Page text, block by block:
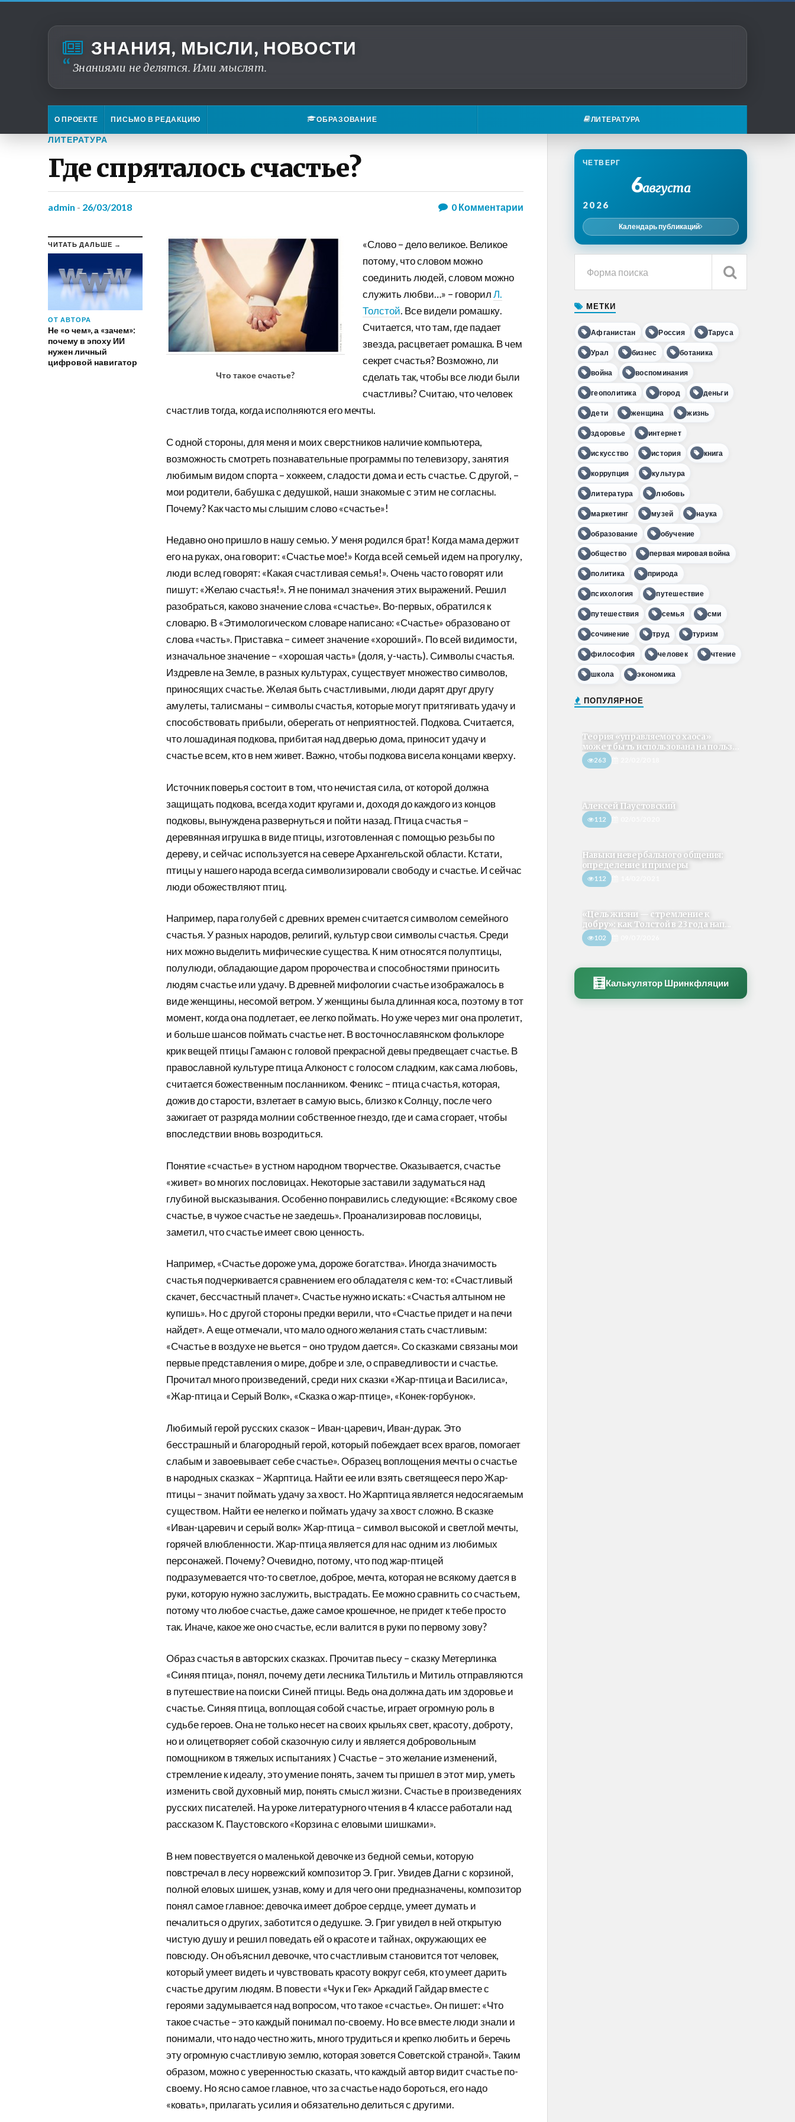
ЗНАНИЯ, МЫСЛИ, НОВОСТИ
Знаниями не делятся. Ими мыслят.
О ПРОЕКТЕ ПИСЬМО В РЕДАКЦИЮ ОБРАЗОВАНИЕ ЛИТЕРАТУРА
ЛИТЕРАТУРА
Где спряталось счастье?
admin - 26/03/2018 0Комментарии
ЧИТАТЬ ДАЛЬШЕ →
ОТ АВТОРА
Не «о чем», а «зачем»:
почему в эпоху ИИ
нужен личный
цифровой навигатор
Что такое счастье?
«Слово – дело великое. Великое
потому, что словом можно
соединить людей, словом можно
служить любви…» – говорилЛ.
Толстой. Все видели ромашку.
Считается, что там, где падает
звезда, расцветает ромашка. В чем
секрет счастья? Возможно, ли
сделать так, чтобы все люди были
счастливы? Считаю, что человек
счастлив тогда, когда исполняются его мечты.
С одной стороны, для меня и моих сверстников наличие компьютера,
возможность смотреть познавательные программы по телевизору, занятия
любимым видом спорта – хоккеем, сладости дома и есть счастье. С другой, –
мои родители, бабушка с дедушкой, наши знакомые с этим не согласны.
Почему? Как часто мы слышим слово «счастье»!
Недавно оно пришло в нашу семью. У меня родился брат! Когда мама держит
его на руках, она говорит: «Счастье мое!» Когда всей семьей идем на прогулку,
люди вслед говорят: «Какая счастливая семья!». Очень часто говорят или
пишут: «Желаю счастья!». Я не понимал значения этих выражений. Решил
разобраться, каково значение слова «счастье». Во-первых, обратился к
словарю. В «Этимологическом словаре написано: «Счастье» образовано от
слова «часть». Приставка – симеет значение «хороший». По всей видимости,
изначальное значение – «хорошая часть» (доля, у-часть). Символы счастья.
Издревле на Земле, в разных культурах, существует множество символов,
приносящих счастье. Желая быть счастливыми, люди дарят друг другу
амулеты, талисманы – символы счастья, которые могут притягивать удачу и
способствовать прибыли, оберегать от неприятностей. Подкова. Считается,
что лошадиная подкова, прибитая над дверью дома, приносит удачу и
счастье всем, кто в нем живет. Важно, чтобы подкова висела концами кверху.
Источник поверья состоит в том, что нечистая сила, от которой должна
защищать подкова, всегда ходит кругами и, доходя до каждого из концов
подковы, вынуждена развернуться и пойти назад. Птица счастья –
деревянная игрушка в виде птицы, изготовленная с помощью резьбы по
дереву, и сейчас используется на севере Архангельской области. Кстати,
птицы у нашего народа всегда символизировали свободу и счастье. И сейчас
люди обожествляют птиц.
Например, пара голубей с древних времен считается символом семейного
счастья. У разных народов, религий, культур свои символы счастья. Среди
них можно выделить мифические существа. К ним относятся полуптицы,
полулюди, обладающие даром пророчества и способностями приносить
людям счастье или удачу. В древней мифологии счастье изображалось в
виде женщины, несомой ветром. У женщины была длинная коса, поэтому в тот
момент, когда она подлетает, ее легко поймать. Но уже через миг она пролетит,
и больше шансов поймать счастье нет. В восточнославянском фольклоре
крик вещей птицы Гамаюн с головой прекрасной девы предвещает счастье. В
православной культуре птица Алконост с голосом сладким, как сама любовь,
считается божественным посланником. Феникс – птица счастья, которая,
дожив до старости, взлетает в самую высь, близко к Солнцу, после чего
зажигает от разряда молнии собственное гнездо, где и сама сгорает, чтобы
впоследствии вновь возродиться.
Понятие «счастье» в устном народном творчестве. Оказывается, счастье
«живет» во многих пословицах. Некоторые заставили задуматься над
глубиной высказывания. Особенно понравились следующие: «Всякому свое
счастье, в чужое счастье не заедешь». Проанализировав пословицы,
заметил, что счастье имеет свою ценность.
Например, «Счастье дороже ума, дороже богатства». Иногда значимость
счастья подчеркивается сравнением его обладателя с кем-то: «Счастливый
скачет, бессчастный плачет». Счастье нужно искать: «Счастья алтыном не
купишь». Но с другой стороны предки верили, что «Счастье придет и на печи
найдет». А еще отмечали, что мало одного желания стать счастливым:
«Счастье в воздухе не вьется – оно трудом дается». Со сказками связаны мои
первые представления о мире, добре и зле, о справедливости и счастье.
Прочитал много произведений, среди них сказки «Жар-птица и Василиса»,
«Жар-птица и Серый Волк», «Сказка о жар-птице», «Конек-горбунок».
Любимый герой русских сказок – Иван-царевич, Иван-дурак. Это
бесстрашный и благородный герой, который побеждает всех врагов, помогает
слабым и завоевывает себе счастье». Образец воплощения мечты о счастье
в народных сказках – Жарптица. Найти ее или взять светящееся перо Жар-
птицы – значит поймать удачу за хвост. Но Жарптица является недосягаемым
существом. Найти ее нелегко и поймать удачу за хвост сложно. В сказке
«Иван-царевич и серый волк» Жар-птица – символ высокой и светлой мечты,
горячей влюбленности. Жар-птица является для нас одним из любимых
персонажей. Почему? Очевидно, потому, что под жар-птицей
подразумевается что-то светлое, доброе, мечта, которая не всякому дается в
руки, которую нужно заслужить, выстрадать. Ее можно сравнить со счастьем,
потому что любое счастье, даже самое крошечное, не придет к тебе просто
так. Иначе, какое же оно счастье, если валится в руки по первому зову?
Образ счастья в авторских сказках. Прочитав пьесу – сказку Метерлинка
«Синяя птица», понял, почему дети лесника Тильтиль и Митиль отправляются
в путешествие на поиски Синей птицы. Ведь она должна дать им здоровье и
счастье. Синяя птица, воплощая собой счастье, играет огромную роль в
судьбе героев. Она не только несет на своих крыльях свет, красоту, доброту,
но и олицетворяет собой сказочную силу и является добровольным
помощником в тяжелых испытаниях ) Счастье – это желание изменений,
стремление к идеалу, это умение понять, зачем ты пришел в этот мир, уметь
изменить свой духовный мир, понять смысл жизни. Счастье в произведениях
русских писателей. На уроке литературного чтения в 4 классе работали над
рассказом К. Паустовского «Корзина с еловыми шишками».
В нем повествуется о маленькой девочке из бедной семьи, которую
повстречал в лесу норвежский композитор Э. Григ. Увидев Дагни с корзиной,
полной еловых шишек, узнав, кому и для чего они предназначены, композитор
понял самое главное: девочка имеет доброе сердце, умеет думать и
печалиться о других, заботится о дедушке. Э. Григ увидел в ней открытую
чистую душу и решил поведать ей о красоте и тайнах, окружающих ее
повсюду. Он объяснил девочке, что счастливым становится тот человек,
который умеет видеть и чувствовать красоту вокруг себя, кто умеет дарить
счастье другим людям. В повести «Чук и Гек» Аркадий Гайдар вместе с
героями задумывается над вопросом, что такое «счастье». Он пишет: «Что
такое счастье – это каждый понимал по-своему. Но все вместе люди знали и
понимали, что надо честно жить, много трудиться и крепко любить и беречь
эту огромную счастливую землю, которая зовется Советской страной». Таким
образом, можно с уверенностью сказать, что каждый автор видит счастье по-
своему. Но ясно самое главное, что за счастье надо бороться, его надо
«ковать», прилагать усилия и обязательно делиться с другими.
ЧЕТВЕРГ
6августа
2026
Календарь публикаций
МЕТКИ
Афганистан Россия Таруса
Урал бизнес ботаника
война воспоминания
геополитика город деньги
дети женщина жизнь
здоровье интернет
искусство история книга
коррупция культура
литература любовь
маркетинг музей наука
образование обучение
общество первая мировая война
политика природа
психология путешествие
путешествия семья сми
сочинение труд туризм
философия человек чтение
школа экономика
ПОПУЛЯРНОЕ
Теория «управляемого хаоса»
может быть использована на польз...
263
Алексей Паустовский
112
Навыки невербального общения:
определение и примеры
112
«Цель жизни — стремление к
добру»: как Толстой в 23 года нап...
102
🧮 Калькулятор Шринкфляции